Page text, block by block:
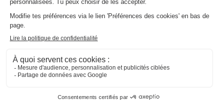
Station Famille Plus
Des activités sont disponibles à proximité
Les Résidences Les Jardins de Val et Les Verdets, grands chalets à
commerces de Val d’Isère. Vous profitez ainsi au mieux du